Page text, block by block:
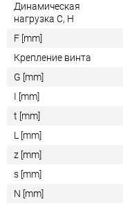
Динамическая
нагрузка C, Н
F [mm]
Крепление винта
G [mm]
I [mm]
t [mm]
L [mm]
z [mm]
s [mm]
N [mm]